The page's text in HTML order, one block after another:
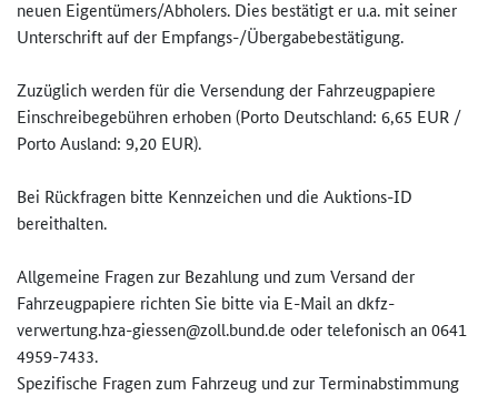
neuen Eigentümers/Abholers. Dies bestätigt er u.a. mit seiner
Unterschrift auf der Empfangs-/Übergabebestätigung.
Zuzüglich werden für die Versendung der Fahrzeugpapiere
Einschreibegebühren erhoben (Porto Deutschland: 6,65 EUR /
Porto Ausland: 9,20 EUR).
Bei Rückfragen bitte Kennzeichen und die Auktions-ID
bereithalten.
Allgemeine Fragen zur Bezahlung und zum Versand der
Fahrzeugpapiere richten Sie bitte via E-Mail an dkfz-
verwertung.hza-giessen@zo­ll.bund.de oder telefonisch an 0641
4959-7433.
Spezifische Fragen zum Fahrzeug und zur Terminabstimmung